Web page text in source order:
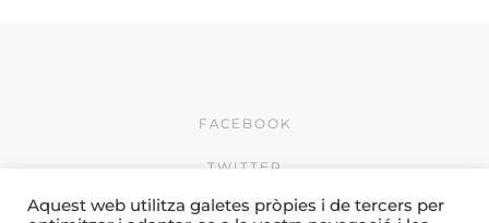
FACEBOOK
TWITTER
INSTAGRAM
Aquest web utilitza galetes pròpies i de tercers per